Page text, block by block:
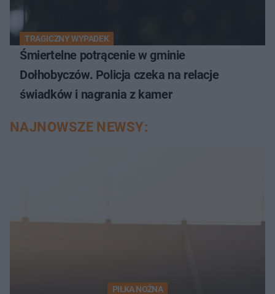
TRAGICZNY WYPADEK
Śmiertelne potrącenie w gminie
Dołhobyczów. Policja czeka na relacje
świadków i nagrania z kamer
NAJNOWSZE NEWSY:
PIŁKA NOŻNA